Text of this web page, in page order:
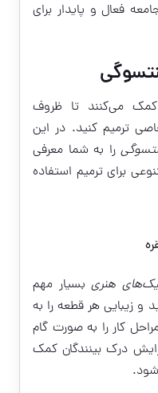
فعال و پایدار برای
می‌کنند تا ظروف
ترمیم کنید. در این
را به شما معرفی
برای ترمیم استفاده
هنریبسیار مهم
زیبایی هر قطعه را به
کار را به صورت گام
درک بینندگان کمک